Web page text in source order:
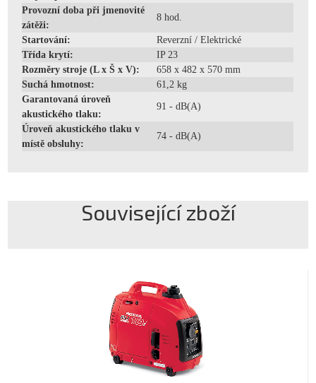
Provozní doba při jmenovité
zátěži:
8 hod.
Startování:
Reverzní / Elektrické
Třída krytí:
IP 23
Rozměry stroje (L x Š x V):
658 x 482 x 570 mm
Suchá hmotnost:
61,2 kg
Garantovaná úroveň
akustického tlaku:
91 - dB(A)
Úroveň akustického tlaku v
místě obsluhy:
74 - dB(A)
Související zboží